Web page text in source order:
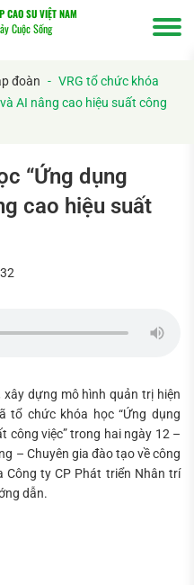
CAO SU VIỆT NAM
Cuộc Sống
đoàn - VRG tổ chức khóa
AI nâng cao hiệu suất công
“Ứng dụng
cao hiệu suất
dựng mô hình quản trị hiện
tổ chức khóa học “Ứng dụng
công việc” trong hai ngày 12 –
– Chuyên gia đào tạo về công
Công ty CP Phát triển Nhân trí
dẫn.